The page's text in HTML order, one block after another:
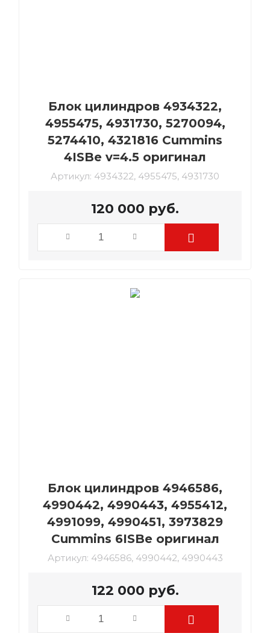
Блок цилиндров 4934322,
4955475, 4931730, 5270094,
5274410, 4321816 Cummins
4ISBe v=4.5 оригинал
Артикул: 4934322, 4955475, 4931730
120 000 руб.
Блок цилиндров 4946586,
4990442, 4990443, 4955412,
4991099, 4990451, 3973829
Cummins 6ISBe оригинал
Артикул: 4946586, 4990442, 4990443
122 000 руб.